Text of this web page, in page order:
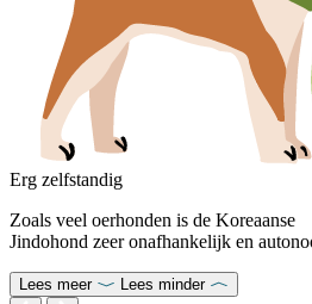
Erg zelfstandig
Zoals veel oerhonden is de Koreaanse
Jindohond zeer onafhankelijk en
Lees meer Lees minder